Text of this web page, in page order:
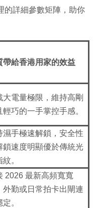
的詳細參數矩陣，助你
帶給香港用家的效益
大電量極限，維持高剛
輕巧的一手掌控手感。
濕手極速解鎖，安全性
鎖速度明顯優於傳統光
。
2026 最新高頻寬寬
外勤或日常拍卡出閘連
。